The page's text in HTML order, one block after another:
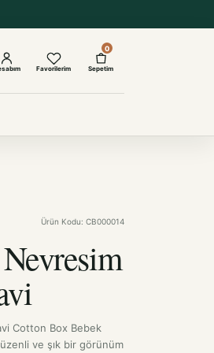
KURUMSAL ÇÖZÜMLER
Projelere özel, dayanıklı tekstil
seçkileri.
Favorilerim
0
Sepetim
Ürün Kodu: CB000014
Cotton Box Bebek
ve şık bir görünüm